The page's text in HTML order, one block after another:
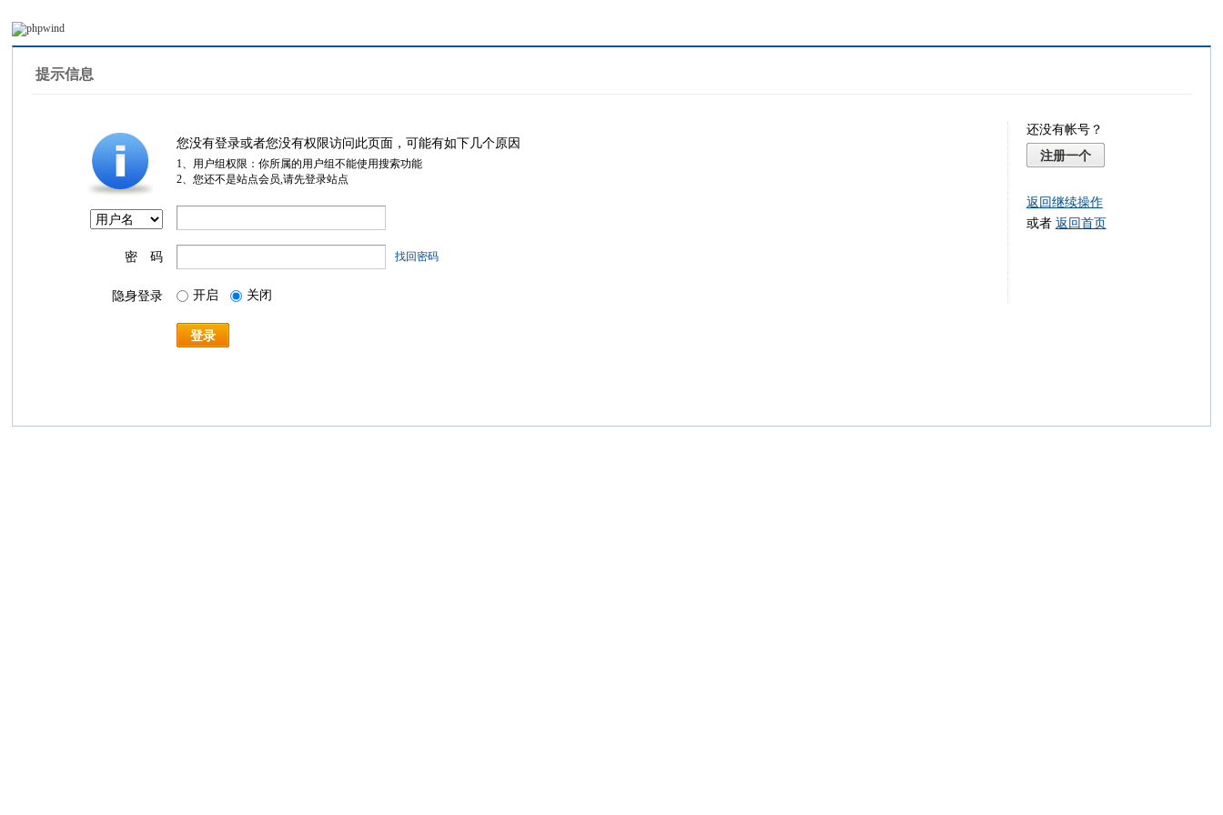
提示信息
您没有登录或者您没有权限访问此页面，可能有如下几个原因
1、用户组权限：你所属的用户组不能使用搜索功能
2、您还不是站点会员,请先登录站点
密 码 找回密码
隐身登录 开启 关闭
登录
还没有帐号？
注册一个
返回继续操作
或者 返回首页